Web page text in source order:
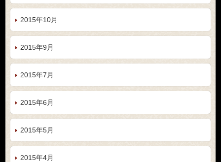
2015年10月
2015年9月
2015年7月
2015年6月
2015年5月
2015年4月